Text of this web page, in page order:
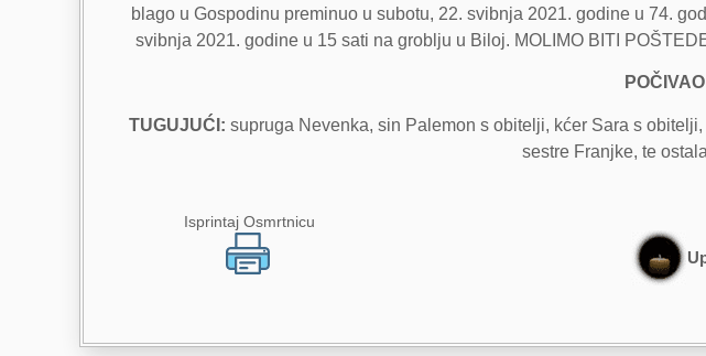
blago u Gospodinu preminuo u subotu, 22. svibnja 2021. godine u 74.
svibnja 2021. godine u 15 sati na groblju u Biloj. MOLIMO BITI
TUGUJUĆI: supruga Nevenka, sin Palemon s obitelji, kćer Sara s
sestre Franjke, te
Isprintaj Osmrtnicu